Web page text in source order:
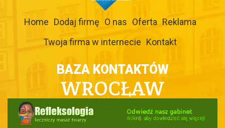
Home Dodaj firmę O nas Oferta Reklama
Twoja firma w internecie Kontakt
BAZA KONTAKTÓW
WROCŁAW